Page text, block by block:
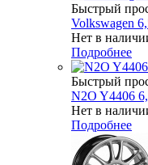
Быстрый
Volkswagen
Нет в
Подробнее
Быстрый
N2O Y4406
Нет в
Подробнее